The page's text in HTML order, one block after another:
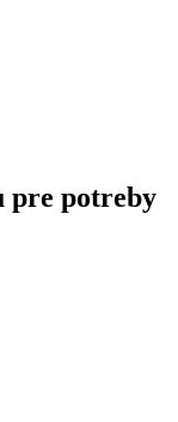
pre potreby